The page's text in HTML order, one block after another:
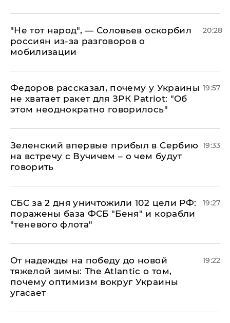
​"Не тот народ", — Соловьев оскорбил
россиян из-за разговоров о
мобилизации
20:28
Федоров рассказал, почему у Украины
не хватает ракет для ЗРК Patriot: "Об
этом неоднократно говорилось"
19:57
Зеленский впервые прибыл в Сербию
на встречу с Вучичем – о чем будут
говорить
19:33
СБС за 2 дня уничтожили 102 цели РФ:
поражены база ФСБ "Беня" и корабли
"теневого флота"
19:27
От надежды на победу до новой
тяжелой зимы: The Atlantic о том,
почему оптимизм вокруг Украины
угасает
19:22